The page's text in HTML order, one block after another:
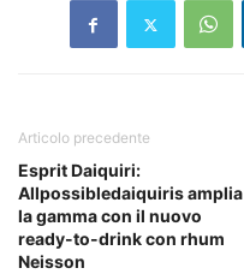
Articolo precedente
Esprit Daiquiri:
Allpossibledaiquiris amplia
la gamma con il nuovo
ready-to-drink con rhum
Neisson